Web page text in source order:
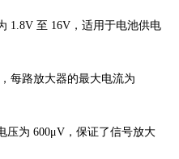
1.8V 至 16V，适用于电池供电
每路放大器的最大电流为
压为 600μV，保证了信号放大